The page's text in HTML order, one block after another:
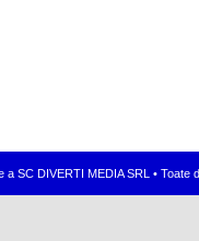
a SC DIVERTI MEDIA SRL •